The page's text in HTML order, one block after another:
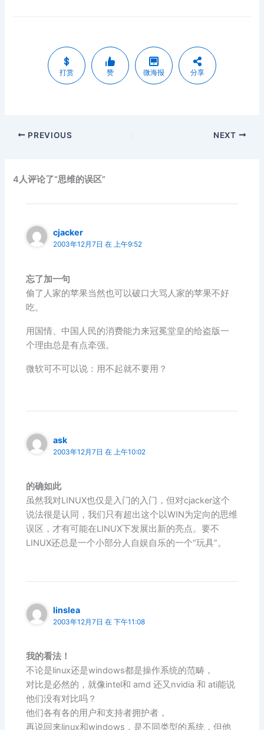
打赏 赞 微海报 分享
PREVIOUS NEXT
4人评论了“思维的误区”
cjacker
2003年12月7日 在 上午9:52
忘了加一句
偷了人家的苹果当然也可以破口大骂人家的苹果不好
吃。
用国情、中国人民的消费能力来冠冕堂皇的给盗版一
个理由总是有点牵强。
微软可不可以说：用不起就不要用？
ask
2003年12月7日 在 上午10:02
的确如此
虽然我对LINUX也仅是入门的入门，但对cjacker这个
说法很是认同，我们只有超出这个以WIN为定向的思维
误区，才有可能在LINUX下发展出新的亮点。要不
LINUX还总是一个小部分人自娱自乐的一个“玩具”。
linslea
2003年12月7日 在 下午11:08
我的看法！
不论是linux还是windows都是操作系统的范畴，
对比是必然的，就像intel和 amd 还又nvidia 和 ati能说
他们没有对比吗？
他们各有各的用户和支持者拥护者，
再说回来linux和windows，是不同类型的系统，但他